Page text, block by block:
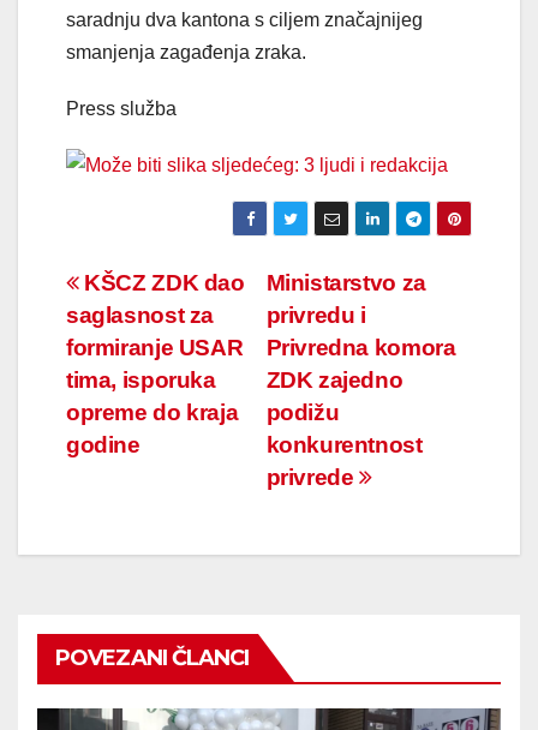
saradnju dva kantona s ciljem značajnijeg
smanjenja zagađenja zraka.
Press služba
Navigacija
članaka
Ministarstvo za
privredu i
Privredna komora
ZDK zajedno
podižu
konkurentnost
privrede
KŠCZ ZDK dao
saglasnost za
formiranje USAR
tima, isporuka
opreme do kraja
godine
POVEZANI ČLANCI